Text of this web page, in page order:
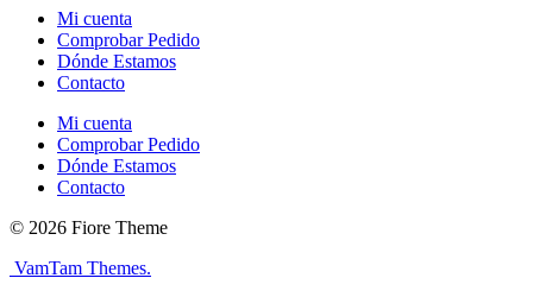
Mi cuenta
Comprobar Pedido
Dónde Estamos
Contacto
Mi cuenta
Comprobar Pedido
Dónde Estamos
Contacto
© 2026 Fiore Theme
VamTam Themes.